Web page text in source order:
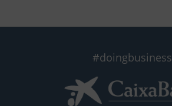
#doingbusiness